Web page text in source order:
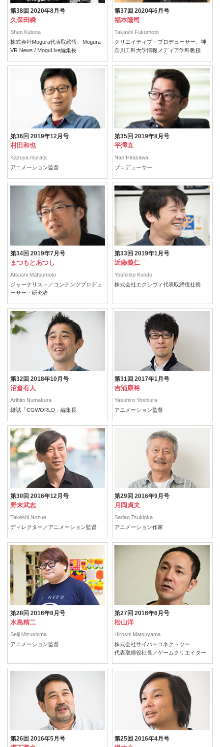
第38回 2020年8月号
久保田瞬
Shun Kubota
株式会社Mogura代表取締役、Mogura
VR News / MoguLive編集長
第37回 2020年6月号
福本隆司
Takashi Fukumoto
クリエイティブ・プロデューサー、神
奈川工科大学情報メディア学科教授
第36回 2019年12月号
村田和也
Kazuya murata
アニメーション監督
第35回 2019年8月号
平澤直
Nao Hirasawa
プロデューサー
第34回 2019年7月号
まつもとあつし
Atsushi Matsumoto
ジャーナリスト／コンテンツプロデュ
ーサー・研究者
第33回 2019年1月号
近藤義仁
Yoshihito Kondo
株式会社エクシヴィ代表取締役社長
第32回 2018年10月号
沼倉有人
Arihito Numakura
雑誌「CGWORLD」編集長
第31回 2017年1月号
吉浦康裕
Yasuhiro Yoshiura
アニメーション監督
第30回 2016年12月号
野末武志
Takeshi Nozue
ディレクター／アニメーション監督
第29回 2016年9月号
月岡貞夫
Sadao Tsukioka
アニメーション作家
第28回 2016年8月号
水島精二
Seiji Mizushima
アニメーション監督
第27回 2016年6月号
松山洋
Hiroshi Matsuyama
株式会社サイバーコネクトツー
代表取締役社長／ゲームクリエイター
第26回 2016年5月号 第25回 2016年4月号